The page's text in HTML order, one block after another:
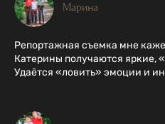
Марина
Репортажная съемка мне
Катерины получаются яркие,
Удаётся «ловить» эмоции и